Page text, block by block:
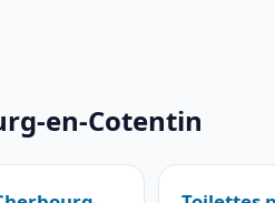
en-Cotentin